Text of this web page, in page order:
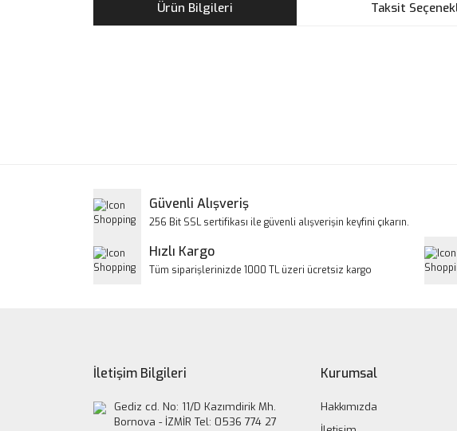
Ürün Bilgileri Taksit
Ürün fiyatı diğer sitelerden daha pahalı.
Güvenli Alışveriş
256 Bit SSL sertifikası ile güvenli alışverişin keyfini çıkarın.
Hızlı Kargo
Tüm siparişlerinizde 1000 TL üzeri ücretsiz kargo
İletişim Bilgileri
Gediz cd. No: 11/D Kazımdirik Mh.
Bornova - İZMİR Tel: 0536 774 27
Kurumsal
Hakkımızda